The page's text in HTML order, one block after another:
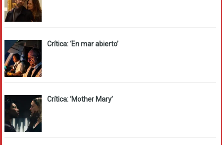
Crítica: ‘En mar abierto’
Crítica: ‘Mother Mary’